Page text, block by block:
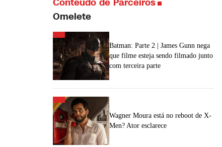
Omelete
Batman: Parte 2 | James Gunn nega
que filme esteja sendo filmado junto
com terceira parte
Wagner Moura está no reboot de X-
Men? Ator esclarece